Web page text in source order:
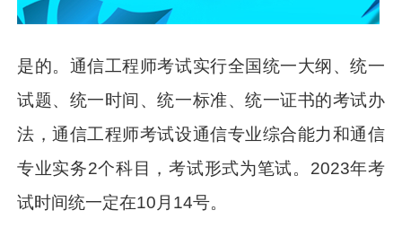
是的。通信工程师考试实行全国统一大纲、统一
试题、统一时间、统一标准、统一证书的考试办
法，通信工程师考试设通信专业综合能力和通信
专业实务2个科目，考试形式为笔试。2023年考
试时间统一定在10月14号。